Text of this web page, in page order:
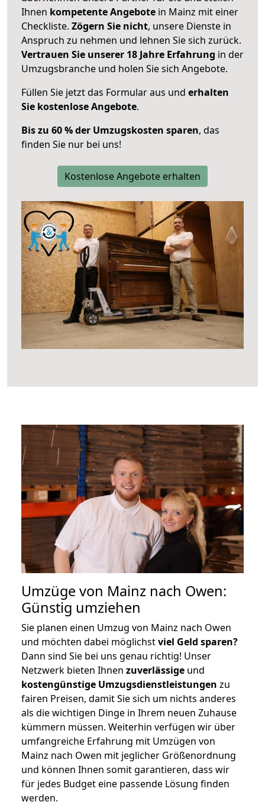
Ihnen kompetente Angebote in Mainz mit einer
Checkliste. Zögern Sie nicht, unsere Dienste in
Anspruch zu nehmen und lehnen Sie sich zurück.
Vertrauen Sie unserer 18 Jahre Erfahrung in der
Umzugsbranche und holen Sie sich Angebote.
Füllen Sie jetzt das Formular aus und erhalten
Sie kostenlose Angebote.
Bis zu 60 % der Umzugskosten sparen, das
finden Sie nur bei uns!
Kostenlose Angebote erhalten
Umzüge von Mainz nach Owen:
Günstig umziehen
Sie planen einen Umzug von Mainz nach Owen
und möchten dabei möglichstviel Geld sparen?
Dann sind Sie bei uns genau richtig! Unser
Netzwerk bieten Ihnen zuverlässige und
kostengünstige Umzugsdienstleistungen zu
fairen Preisen, damit Sie sich um nichts anderes
als die wichtigen Dinge in Ihrem neuen Zuhause
kümmern müssen. Weiterhin verfügen wir über
umfangreiche Erfahrung mit Umzügen von
Mainz nach Owen mit jeglicher Größenordnung
und können Ihnen somit garantieren, dass wir
für jedes Budget eine passende Lösung finden
werden.